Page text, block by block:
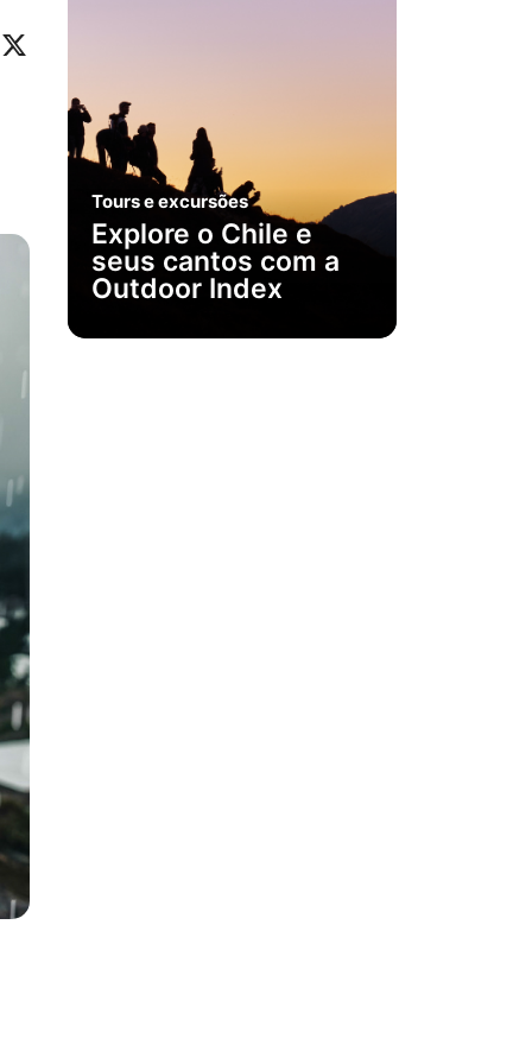
X
Tours e excursões
Explore o Chile e
seus cantos com a
Outdoor Index